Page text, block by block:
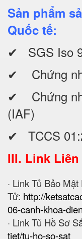
Sản phẩm
Quốc tế:
✔ SGS Iso
✔ Chứng
✔ Chứng
(IAF)
✔ TCCS
III. Link
· Link Tủ Bảo
Tử: http://
06-canh-khoa-
· Link Tủ Hồ Sơ
tiet/tu-ho-so-sat